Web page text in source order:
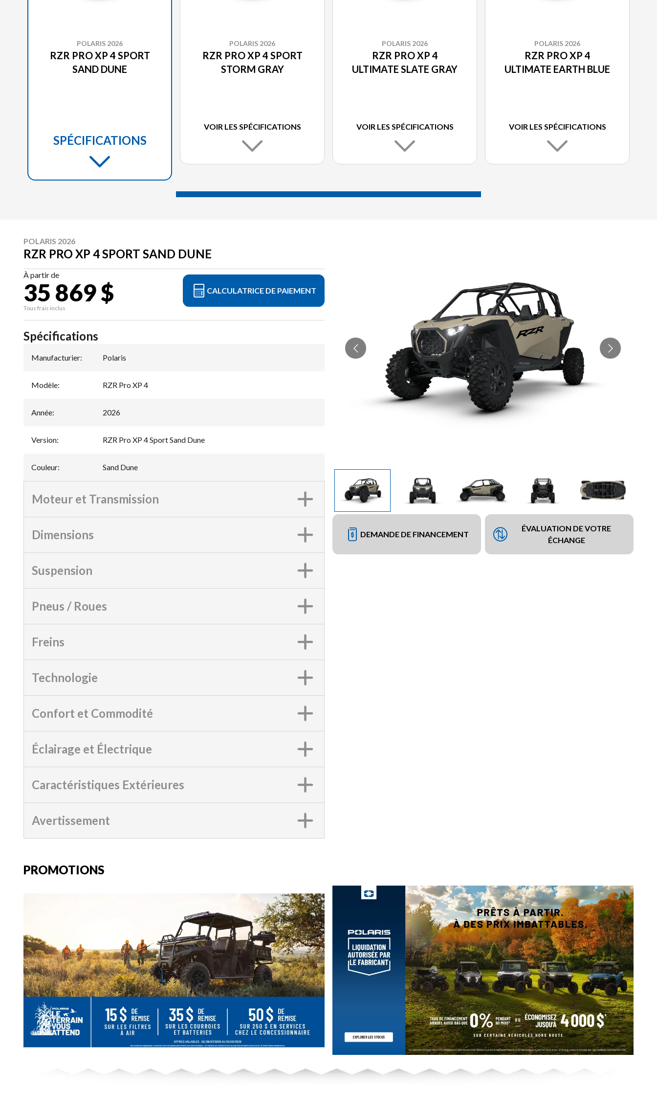
POLARIS 2026
RZR PRO XP 4 SPORT
SAND DUNE
SPÉCIFICATIONS
POLARIS 2026
RZR PRO XP 4 SPORT
STORM GRAY
VOIR LES SPÉCIFICATIONS
POLARIS 2026
RZR PRO XP 4
ULTIMATE SLATE GRAY
VOIR LES SPÉCIFICATIONS
POLARIS 2026
RZR PRO XP 4
ULTIMATE EARTH BLUE
VOIR LES SPÉCIFICATIONS
POLARIS 2026
RZR PRO XP 4 SPORT SAND DUNE
À partir de
35 869 $
Tous frais inclus
CALCULATRICE DE PAIEMENT
DEMANDE DE FINANCEMENT
ÉVALUATION DE VOTRE
ÉCHANGE
Spécifications
Manufacturier: Polaris
Modèle: RZR Pro XP 4
Année: 2026
Version: RZR Pro XP 4 Sport Sand Dune
Couleur: Sand Dune
Moteur et Transmission
Dimensions
Suspension
Pneus / Roues
Freins
Technologie
Confort et Commodité
Éclairage et Électrique
Caractéristiques Extérieures
Avertissement
PROMOTIONS